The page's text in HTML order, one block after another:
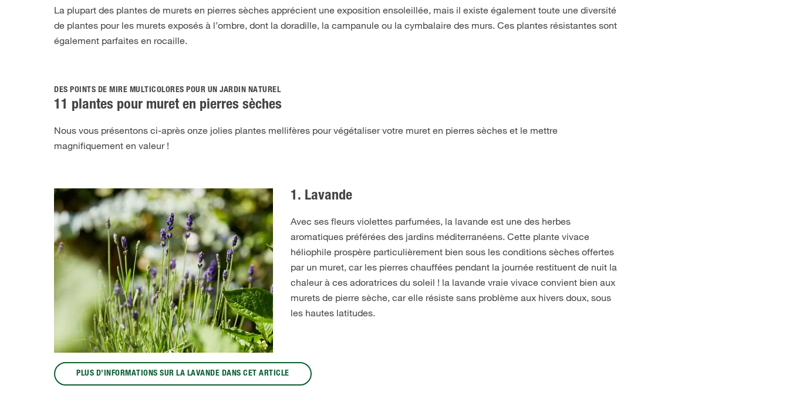
La plupart des plantes de murets en pierres sèches apprécient une exposition ensoleillée, mais il existe également toute une diversité
de plantes pour les murets exposés à l’ombre, dont la doradille, la campanule ou la cymbalaire des murs. Ces plantes résistantes sont
également parfaites en rocaille.
DES POINTS DE MIRE MULTICOLORES POUR UN JARDIN NATUREL
11 plantes pour muret en pierres sèches
Nous vous présentons ci-après onze jolies plantes mellifères pour végétaliser votre muret en pierres sèches et le mettre
magnifiquement en valeur !
1. Lavande
Avec ses fleurs violettes parfumées, la lavande est une des herbes
aromatiques préférées des jardins méditerranéens. Cette plante vivace
héliophile prospère particulièrement bien sous les conditions sèches offertes
par un muret, car les pierres chauffées pendant la journée restituent de nuit la
chaleur à ces adoratrices du soleil ! la lavande vraie vivace convient bien aux
murets de pierre sèche, car elle résiste sans problème aux hivers doux, sous
les hautes latitudes.
PLUS D’INFORMATIONS SUR LA LAVANDE DANS CET ARTICLE